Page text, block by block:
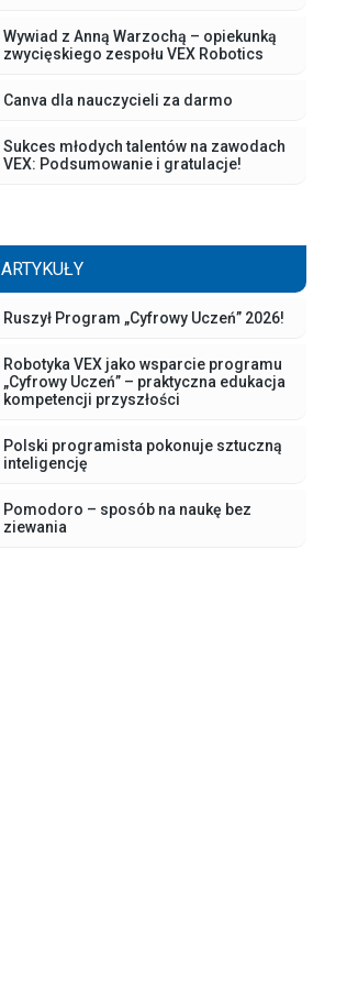
Wywiad z Anną Warzochą – opiekunką
zwycięskiego zespołu VEX Robotics
Canva dla nauczycieli za darmo
Sukces młodych talentów na zawodach
VEX: Podsumowanie i gratulacje!
ARTYKUŁY
Ruszył Program „Cyfrowy Uczeń” 2026!
Robotyka VEX jako wsparcie programu
„Cyfrowy Uczeń” – praktyczna edukacja
kompetencji przyszłości
Polski programista pokonuje sztuczną
inteligencję
Pomodoro – sposób na naukę bez
ziewania